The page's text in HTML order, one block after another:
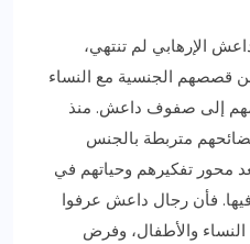
الإرهابي لم تنتهي،
قصصهم الجنسية مع النساء
إلى صفوف داعش. منذ
متربطة بالجنس
محور تفكيرهم وحياتهم في
فيها. فأن رجال داعش عرفوا
والأطفال، وفرض